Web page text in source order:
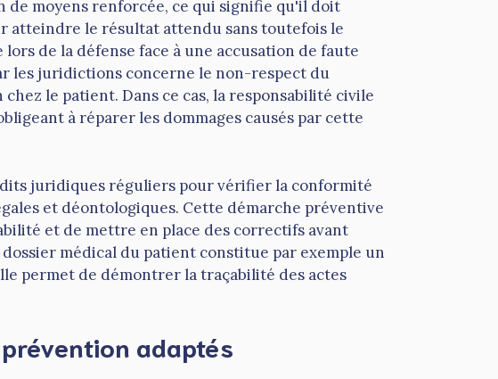
moyens renforcée, ce qui signifie qu'il doit
atteindre le résultat attendu sans toutefois le
de la défense face à une accusation de faute
les juridictions concerne le non-respect du
le patient. Dans ce cas, la responsabilité civile
à réparer les dommages causés par cette
juridiques réguliers pour vérifier la conformité
et déontologiques. Cette démarche préventive
et de mettre en place des correctifs avant
médical du patient constitue par exemple un
permet de démontrer la traçabilité des actes
adaptés